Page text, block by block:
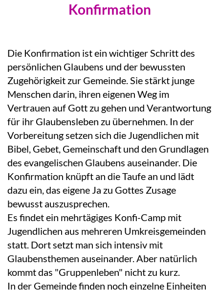
Konfirmation
Die Konfirmation ist ein wichtiger Schritt des
persönlichen Glaubens und der bewussten
Zugehörigkeit zur Gemeinde. Sie stärkt junge
Menschen darin, ihren eigenen Weg im
Vertrauen auf Gott zu gehen und Verantwortung
für ihr Glaubensleben zu übernehmen. In der
Vorbereitung setzen sich die Jugendlichen mit
Bibel, Gebet, Gemeinschaft und den Grundlagen
des evangelischen Glaubens auseinander. Die
Konfirmation knüpft an die Taufe an und lädt
dazu ein, das eigene Ja zu Gottes Zusage
bewusst auszusprechen.
Es findet ein mehrtägiges Konfi-Camp mit
Jugendlichen aus mehreren Umkreisgemeinden
statt. Dort setzt man sich intensiv mit
Glaubensthemen auseinander. Aber natürlich
kommt das "Gruppenleben" nicht zu kurz.
In der Gemeinde finden noch einzelne Einheiten